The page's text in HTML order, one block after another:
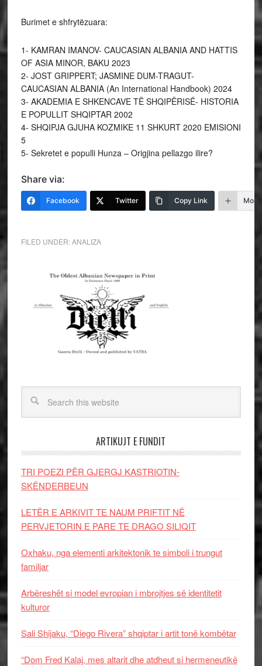
Burimet e shfrytëzuara:
1- KAMRAN IMANOV- CAUCASIAN ALBANIA AND HATTIS
OF ASIA MINOR, BAKU 2023
2- JOST GRIPPERT; JASMINE DUM-TRAGUT-
CAUCASIAN ALBANIA (An International Handbook) 2024
3- AKADEMIA E SHKENCAVE TË SHQIPËRISË- HISTORIA
E POPULLIT SHQIPTAR 2002
4- SHQIPJA GJUHA KOZMIKE 11 SHKURT 2020 EMISIONI
5
5- Sekretet e populli Hunza – Origjina pellazgo ilire?
Share via:
Facebook Twitter Copy Link More
FILED UNDER:ANALIZA
ARTIKUJT E FUNDIT
TRI POEZI PËR GJERGJ KASTRIOTIN-
SKËNDERBEUN
LETËR E ARKIVIT TE NAUM PRIFTIT NË
PERVJETORIN E PARE TE DRAGO SILIQIT
Oxhaku, nga elementi arkitektonik te simboli i trungut
familjar
Arbëreshët si model evropian i mbrojtjes së identitetit
kulturor
Sali Shijaku, “Diego Rivera” shqiptar i artit tonë kombëtar
“Dom Fred Kalaj, mes altarit dhe atdheut si hermeneutikë